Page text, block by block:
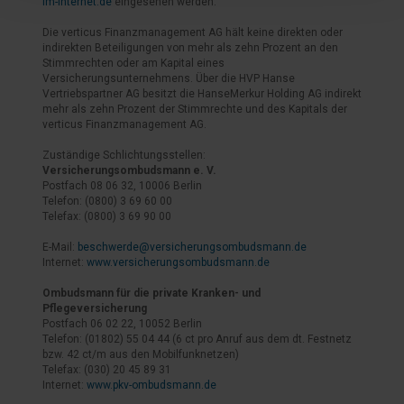
Die verticus Finanzmanagement AG hält keine direkten oder
indirekten Beteiligungen von mehr als zehn Prozent an den
Stimmrechten oder am Kapital eines
Versicherungsunternehmens. Über die HVP Hanse
Vertriebspartner AG besitzt die HanseMerkur Holding AG indirekt
mehr als zehn Prozent der Stimmrechte und des Kapitals der
verticus Finanzmanagement AG.
Zuständige Schlichtungsstellen:
Versicherungsombudsmann e. V.
Postfach 08 06 32, 10006 Berlin
Telefon: (0800) 3 69 60 00
Telefax: (0800) 3 69 90 00
E-Mail: beschwerde@versicherungsombudsmann.de
Internet: www.versicherungsombudsmann.de
Ombudsmann für die private Kranken- und
Pflegeversicherung
Postfach 06 02 22, 10052 Berlin
Telefon: (01802) 55 04 44 (6 ct pro Anruf aus dem dt. Festnetz
bzw. 42 ct/m aus den Mobilfunknetzen)
Telefax: (030) 20 45 89 31
Internet: www.pkv-ombudsmann.de